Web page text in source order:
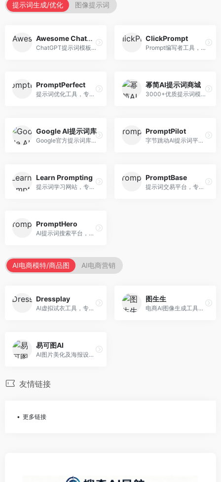
提示词生成/优化 图像提示词
Awesome ChatGPT Prompts
ChatGPT提示词模板库，专注于实用提示词收集。面向ChatGPT用户，提供提示词模板、使用场景、效果展示等资源，模板实用性强。
ClickPrompt
Prompt编写者工具，专注于提示词创作辅助。面向提示词创作者，提供提示词编辑、测试、分享等服务，创作工具完善。
PromptPerfect
提示词优化工具，专注于提示词质量提升。面向AI用户，提供提示词优化、效果测试、版本对比等服务，提示词优化专业。
幂简AI提示词商城
3000+优质提示词模板平台，专注于中文提示词。面向中文AI用户，提供提示词模板、分类检索、一键使用等服务，中文提示词丰富。
Google AI提示词库
Google官方提示词库，专注于Gemini模型优化。面向开发者，提供官方提示词指南、最佳实践、示例代码等资源，权威性强。
PromptPilot
字节跳动AI提示词平台，专注于提示词优化与管理。面向AI用户，提供提示词优化、效果测试、团队协作等服务，企业级功能完善。
Learn Prompting
提示词学习网站，专注于提示词工程教育。面向AI学习者，提供提示词教程、最佳实践、案例研究等资源，教学内容系统。
PromptBase
提示词交易平台，专注于高质量提示词买卖。面向AI创作者，提供提示词交易、模板购买、创作者收益等服务，提示词质量高。
PromptHero
AI提示词搜索平台，整合多种AI工具提示词资源。面向AI创作者，提供提示词搜索、模板库、社区分享等服务，提示词资源丰富。
AI电商模特/商品图 AI电商营销
Dressplay
AI虚拟试衣工具，专注于服装电商体验。面向服装电商，提供虚拟试穿、尺码推荐、穿搭建议等服务，试衣体验真实。
图生生
电商AI图像生成工具，专注于商品图创作。面向电商卖家，提供商品图生成、背景替换、批量处理等服务，商品图质量高。
易可图AI
AI图片美化及海报设计平台，专注于电商视觉设计。面向电商卖家，提供图片美化、海报设计、营销素材等服务，设计效率高。
友情链接
更多链接